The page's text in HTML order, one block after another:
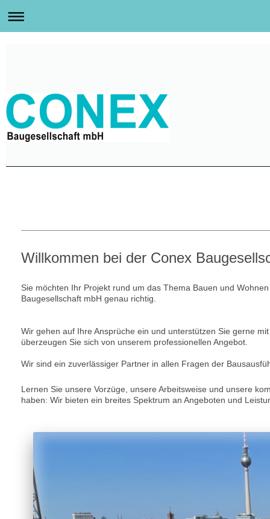
Willkommen bei der Conex
Sie möchten Ihr Projekt rund um das Thema Bauen und
Baugesellschaft mbH genau richtig.
Wir gehen auf Ihre Ansprüche ein und unterstützen Sie gerne
überzeugen Sie sich von unserem professionellen Angebot.
Wir sind ein zuverlässiger Partner in allen Fragen der
Lernen Sie unsere Vorzüge, unsere Arbeitsweise und unsere
haben: Wir bieten ein breites Spektrum an Angeboten und